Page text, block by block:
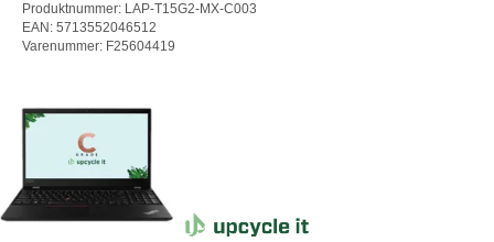
Produktnummer: LAP-T15G2-MX-C003
EAN: 5713552046512
Varenummer: F25604419